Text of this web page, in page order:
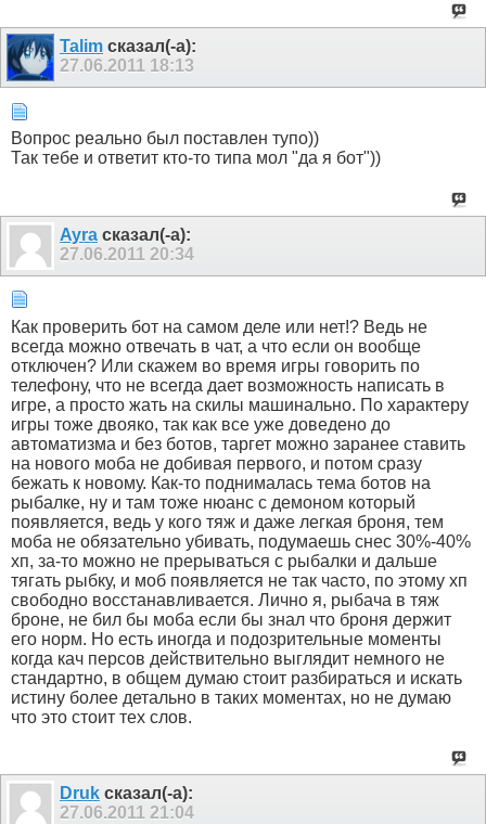
Talim сказал(-а):
27.06.2011 18:13
Вопрос реально был поставлен тупо))
Так тебе и ответит кто-то типа мол "да я бот"))
Ayra сказал(-а):
27.06.2011 20:34
Как проверить бот на самом деле или нет!? Ведь не
всегда можно отвечать в чат, а что если он вообще
отключен? Или скажем во время игры говорить по
телефону, что не всегда дает возможность написать в
игре, а просто жать на скилы машинально. По характеру
игры тоже двояко, так как все уже доведено до
автоматизма и без ботов, таргет можно заранее ставить
на нового моба не добивая первого, и потом сразу
бежать к новому. Как-то поднималась тема ботов на
рыбалке, ну и там тоже нюанс с демоном который
появляется, ведь у кого тяж и даже легкая броня, тем
моба не обязательно убивать, подумаешь снес 30%-40%
хп, за-то можно не прерываться с рыбалки и дальше
тягать рыбку, и моб появляется не так часто, по этому хп
свободно восстанавливается. Лично я, рыбача в тяж
броне, не бил бы моба если бы знал что броня держит
его норм. Но есть иногда и подозрительные моменты
когда кач персов действительно выглядит немного не
стандартно, в общем думаю стоит разбираться и искать
истину более детально в таких моментах, но не думаю
что это стоит тех слов.
Druk сказал(-а):
27.06.2011 21:04